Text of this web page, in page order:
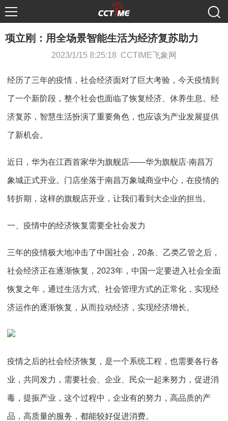
项立刚：用全场景智能生活为经济复苏助力
2023/1/15 8:25:18 CCTIME飞象网
经历了三年的疫情，社会经济面对了巨大考验，今天疫情到
了一个新阶段，整个社会也面临了恢复经济、休养生息。经
济复苏，智慧生活扮演了重要角色，也应该为产业发展提供
了新机会。
近日，华为在江西首家华为旗舰店——华为旗舰店·南昌万
象城正式开业。门店坐落于南昌万象城商业中心，在疫情的
转折期，这样的旗舰店开业，让我们看到大企业的担当。
一、疫情中的经济恢复需要全社会发力
三年的疫情极大地冲击了中国社会，20条、乙类乙管之后，
社会经济正在逐渐恢复，2023年，中国一定要进入社会全面
恢复之年，通过生活方式、社会管理方式的正常化，实现经
济运作的逐渐恢复，从而拉动经济，实现经济增长。
疫情之后的社会经济恢复，是一个系统工程，也需要各行各
业，共同发力，需要社会、企业、民众一起来努力，促进消
毒，提振产业，这个过程中，企业有的努力，高品质的产
品，高质量的服务，都能较好促进消费。